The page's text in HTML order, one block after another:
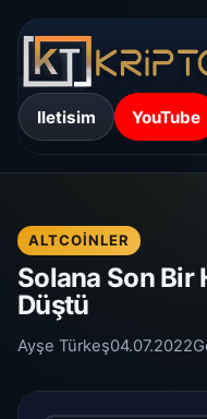
Iletisim YouTube
ALTCOINLER
Solana Son Bir
Düştü
Ayşe Türkeş04.07.2022